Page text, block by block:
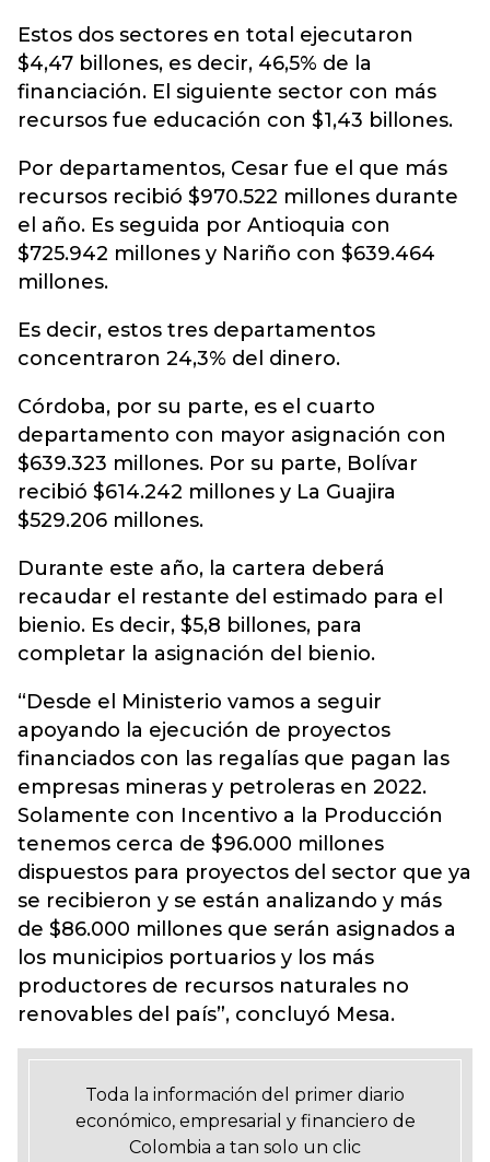
Estos dos sectores en total ejecutaron
$4,47 billones, es decir, 46,5% de la
financiación. El siguiente sector con más
recursos fue educación con $1,43 billones.
Por departamentos, Cesar fue el que más
recursos recibió $970.522 millones durante
el año. Es seguida por Antioquia con
$725.942 millones y Nariño con $639.464
millones.
Es decir, estos tres departamentos
concentraron 24,3% del dinero.
Córdoba, por su parte, es el cuarto
departamento con mayor asignación con
$639.323 millones. Por su parte, Bolívar
recibió $614.242 millones y La Guajira
$529.206 millones.
Durante este año, la cartera deberá
recaudar el restante del estimado para el
bienio. Es decir, $5,8 billones, para
completar la asignación del bienio.
“Desde el Ministerio vamos a seguir
apoyando la ejecución de proyectos
financiados con las regalías que pagan las
empresas mineras y petroleras en 2022.
Solamente con Incentivo a la Producción
tenemos cerca de $96.000 millones
dispuestos para proyectos del sector que ya
se recibieron y se están analizando y más
de $86.000 millones que serán asignados a
los municipios portuarios y los más
productores de recursos naturales no
renovables del país”, concluyó Mesa.
Toda la información del primer diario
económico, empresarial y financiero de
Colombia a tan solo un clic